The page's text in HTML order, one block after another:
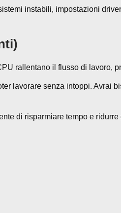
instabili, impostazioni
rallentano il flusso di lavoro,
lavorare senza intoppi. Avrai
di risparmiare tempo e ridurre